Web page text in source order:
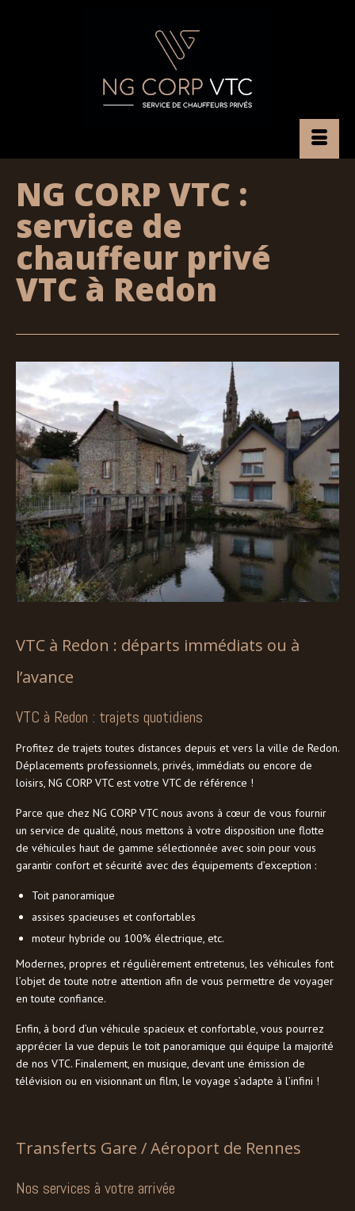
NG CORP VTC :
service de
chauffeur privé
VTC à Redon
VTC à Redon : départs immédiats ou à
l’avance
VTC à Redon : trajets quotidiens
Profitez de trajets toutes distances depuis et vers la ville de Redon.
Déplacements professionnels, privés, immédiats ou encore de
loisirs, NG CORP VTC est votre VTC de référence !
Parce que chez NG CORP VTC nous avons à cœur de vous fournir
un service de qualité, nous mettons à votre disposition une flotte
de véhicules haut de gamme sélectionnée avec soin pour vous
garantir confort et sécurité avec des équipements d’exception :
Toit panoramique
assises spacieuses et confortables
moteur hybride ou 100% électrique, etc.
Modernes, propres et régulièrement entretenus, les véhicules font
l’objet de toute notre attention afin de vous permettre de voyager
en toute confiance.
Enfin, à bord d’un véhicule spacieux et confortable, vous pourrez
apprécier la vue depuis le toit panoramique qui équipe la majorité
de nos VTC. Finalement, en musique, devant une émission de
télévision ou en visionnant un film, le voyage s’adapte à l’infini !
Transferts Gare / Aéroport de Rennes
Nos services à votre arrivée